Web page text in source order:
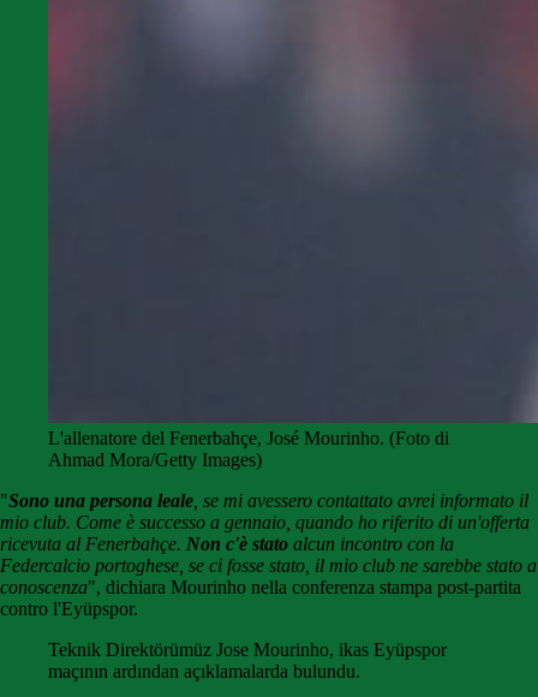
L'allenatore del Fenerbahçe, José Mourinho. (Foto di
Ahmad Mora/Getty Images)
"Sono una persona leale , se mi avessero contattato avrei informato il
mio club. Come è successo a gennaio, quando ho riferito di un'offerta
ricevuta al Fenerbahçe. Non c'è stato alcun incontro con la
Federcalcio portoghese, se ci fosse stato, il mio club ne sarebbe stato a
conoscenza", dichiara Mourinho nella conferenza stampa post-partita
contro l'Eyüpspor.
Teknik Direktörümüz Jose Mourinho, ikas Eyüpspor
maçının ardından açıklamalarda bulundu.